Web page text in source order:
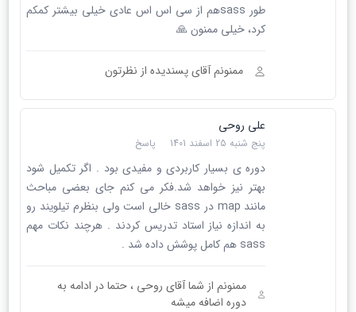
طور sassهم از سی اس اس عادی خیلی بیشتر کمکم
کرد، خیلی ممنون 🙏
ممنونم آقای پسندیده از نظرتون
علی روحی
پنج شنبه 25 اسفند 1401 پاسخ
دوره ی بسیار کاربردی و مفیدی بود . اگر تکمیل شود
بهتر نیز خواهد شد.فکر می کنم جای بعضی مباحث
مانند map در sass خالی است ولی بنظرم تیلویند رو
به اندازه نیاز استاد تدریس کردند . هرچند نکات مهم
sass هم کامل پوشش داده شد .
ممنونم از شما آقای روحی ، حتما در ادامه به
دوره اضافه میشه